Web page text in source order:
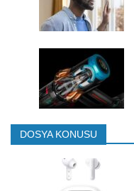
DOSYA KONUSU